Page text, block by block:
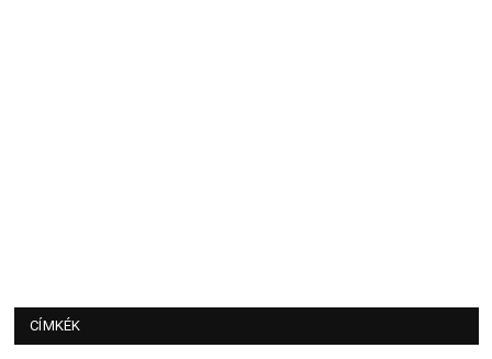
CÍMKÉK